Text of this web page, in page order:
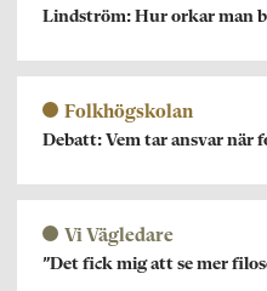
Lindström: Hur orkar man
Folkhögskolan
Debatt: Vem tar ansvar när
Vi Vägledare
”Det fick mig att se mer